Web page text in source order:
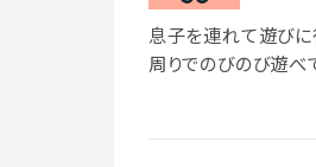
息子を連れて遊びに
周りでのびのび遊べ